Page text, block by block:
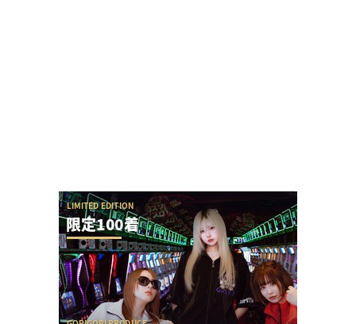
回転体を狙い打ちする「SAOアリス打法」発案
者、パチSAO公式垢にブロックされる